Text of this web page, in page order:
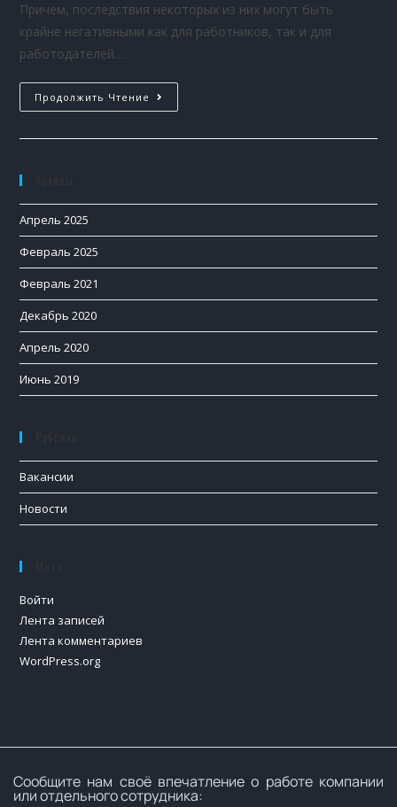
Причем, последствия некоторых из них могут быть
крайне негативными как для работников, так и для
работодателей.…
Продолжить Чтение
Апрель 2025
Февраль 2025
Февраль 2021
Декабрь 2020
Апрель 2020
Июнь 2019
Вакансии
Новости
Войти
Лента записей
Лента комментариев
WordPress.org
Сообщите нам своё впечатление о работе компании
или отдельного сотрудника: